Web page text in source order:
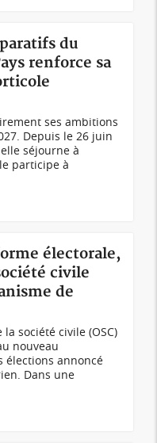
du
renforce sa
ses ambitions
Depuis le 26 juin
séjourne à
participe à
électorale,
civile
de
société civile (OSC)
nouveau
élections annoncé
Dans une